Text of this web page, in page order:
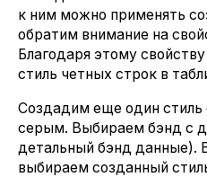
к ним можно применять
обратим внимание на
Благодаря этому
стиль четных строк в
Создадим еще один стиль
серым. Выбираем бэнд с
детальный бэнд данные).
выбираем созданный